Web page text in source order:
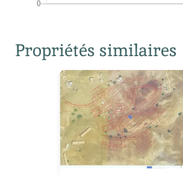
Propriétés similaires